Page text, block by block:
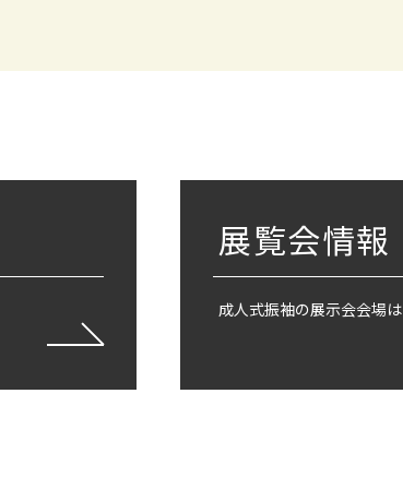
展覧会情報
成人式振袖の展示会会場は